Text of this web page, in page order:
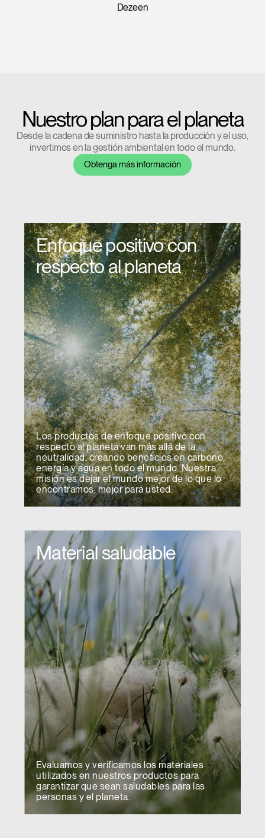
Design Insider
Nuestro plan para el planeta
Desde la cadena de suministro hasta la producción y el uso,
invertimos en la gestión ambiental en todo el mundo.
Obtenga más información
Enfoque positivo con
respecto al planeta
Los productos de enfoque positivo con
respecto al planeta van más allá de la
neutralidad, creando beneficios en carbono,
energía y agua en todo el mundo. Nuestra
misión es dejar el mundo mejor de lo que lo
encontramos, mejor para usted.
Material saludable
Evaluamos y verificamos los materiales
utilizados en nuestros productos para
garantizar que sean saludables para las
personas y el planeta.